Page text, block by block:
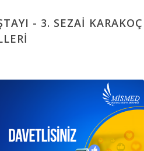
- 3. SEZAİ KARAKOÇ